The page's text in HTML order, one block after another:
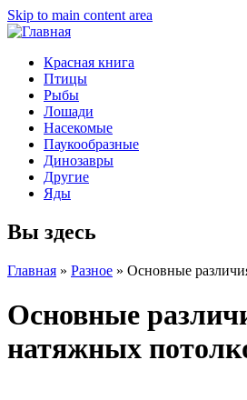
Skip to main content area
Красная книга
Птицы
Рыбы
Лошади
Насекомые
Паукообразные
Динозавры
Другие
Яды
Вы здесь
Главная » Разное » Основные
Основные
натяжных